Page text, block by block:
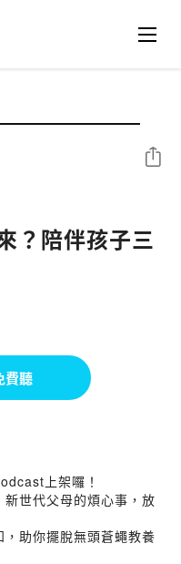
？陪伴孩子三
分享
費聽
上架囉！
世代父母的煩心事，放
助你擺脫無頭蒼蠅教養